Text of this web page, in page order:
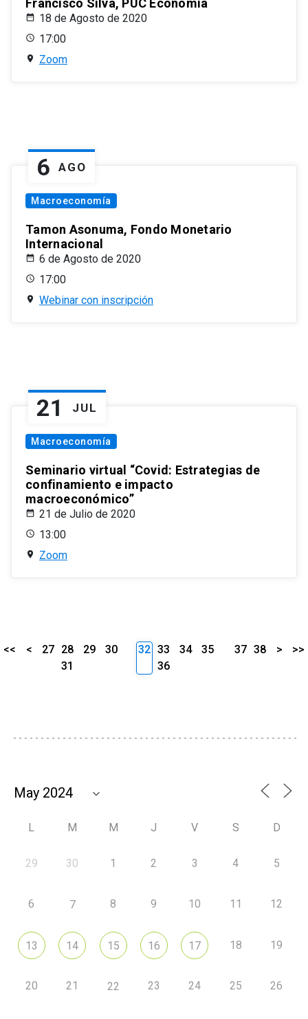
Francisco Silva, PUC Economía
18 de Agosto de 2020
17:00
Zoom
6 AGO
Macroeconomía
Tamon Asonuma, Fondo Monetario
Internacional
6 de Agosto de 2020
17:00
Webinar con inscripción
21 JUL
Macroeconomía
Seminario virtual “Covid: Estrategias de
confinamiento e impacto
macroeconómico”
21 de Julio de 2020
13:00
Zoom
<< < 27 28 29
30
31
32 33 34
35
36
37 38 > >>
L M M J V S D
29 30 1 2 3 4 5
6 7 8 9 10 11 12
13 14 15 16 17 18 19
20 21 22 23 24 25 26